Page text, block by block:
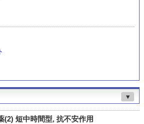
▼
(2) 短中時間型, 抗不安作用